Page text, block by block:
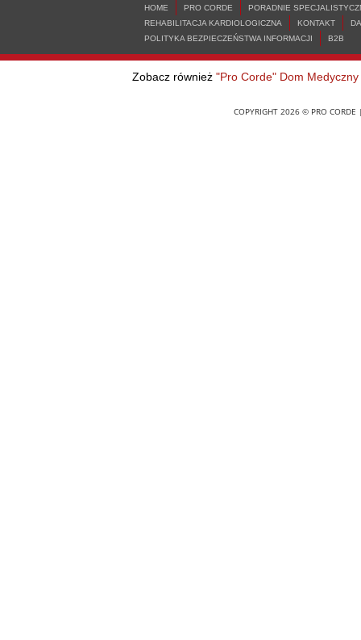
HOME PRO CORDE
PORADNIE
REHABILITACJA KARDIOLOGICZNA
KONTAKT
POLITYKA BEZPIECZEŃSTWA INFORMACJI
B2B
Zobacz również "Pro Corde" Dom Medyczny
COPYRIGHT 2026 © PRO CORDE